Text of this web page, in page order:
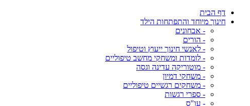
דף הבית
חינוך מיוחד והתפתחות הילד
- אבחונים
- הורים
- לאנשי חינוך ייעוץ וטיפול
- לומדות ומשחקי מחשב טיפוליים
- מוטוריקה עדינה וגסה
- משחקי דמיון
- משחקים רגשיים טיפוליים
- ספרי רגשות
- עו"ס